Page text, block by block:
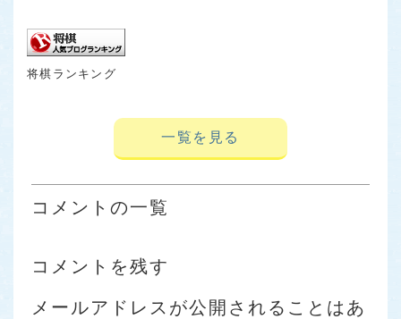
将棋ランキング
一覧を見る
コメントの一覧
コメントを残す
メールアドレスが公開されることはあ